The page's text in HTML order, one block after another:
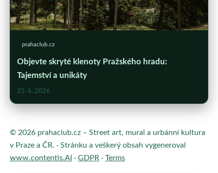
prahaclub.cz
Objevte skryté klenoty Pražského hradu:
Tajemství a unikáty
25. 6. 2026
© 2026 prahaclub.cz – Street art, mural a urbánní kultura
v Praze a ČR. · Stránku a veškerý obsah vygeneroval
www.contentis.AI · GDPR · Terms